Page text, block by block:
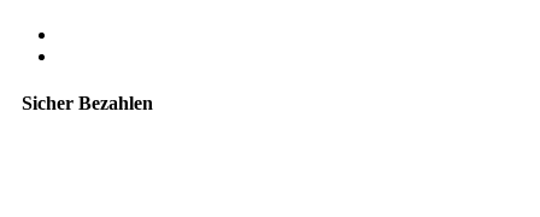
Sicher Bezahlen